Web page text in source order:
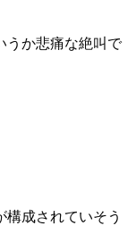
うか悲痛な絶叫で
成されていそう